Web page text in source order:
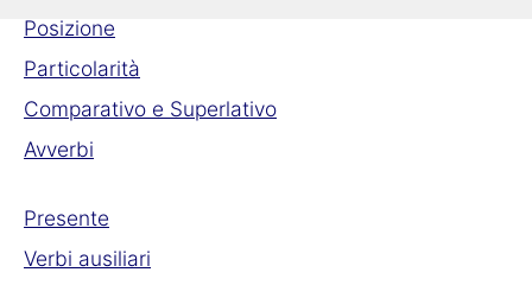
Posizione
Particolarità
Comparativo e Superlativo
Avverbi
Presente
Verbi ausiliari